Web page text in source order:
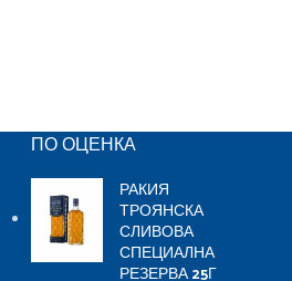
ПО ОЦЕНКА
РАКИЯ
ТРОЯНСКА
СЛИВОВА
СПЕЦИАЛНА
РЕЗЕРВА 25Г